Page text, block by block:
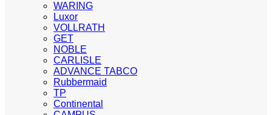
WARING
Luxor
VOLLRATH
GET
NOBLE
CARLISLE
ADVANCE TABCO
Rubbermaid
TP
Continental